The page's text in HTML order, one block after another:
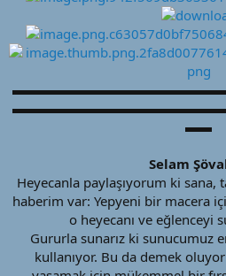
i
▬▬
Selam
Heyecanla paylaşıyorum ki sana,
haberim var: Yepyeni bir macera
o heyecanı ve eğlenceyi
Gururla sunarız ki sunucumuz
kullanıyor. Bu da demek